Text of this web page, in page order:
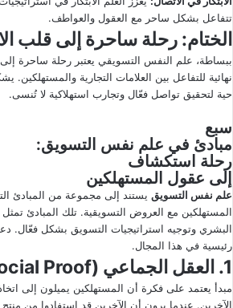
تتفاعل بشكل ساحر مع العقول والعواطف.
الختام: رحلة ساحرة إلى قلب
ببساطة، علم النفس التسويقي يعتبر رحلة ساحرة إلى
نهائية للتفاعل بين العلامات التجارية والمستهلكين.
حية لتحقيق تواصل فعّال وتجارب استهلاكية لا تُنسى.
سبع
مبادئ في علم نفس التسويق:
رحلة استكشاف
إلى عقول المستهلكين
علم نفس التسويق يستند إلى مجموعة من المبادئ
المستهلكين مع العروض التسويقية. تلك المبادئ
البشري وتوجيه استراتيجيات التسويق بشكل فعّال.
رئيسية في هذا المجال.
1. العقل الجماعي (Social Proof):
مبدأ يعتمد على فكرة أن المستهلكين يميلون إلى
الآخرين. عندما يرون أن الآخرين قد استفادوا من منتج